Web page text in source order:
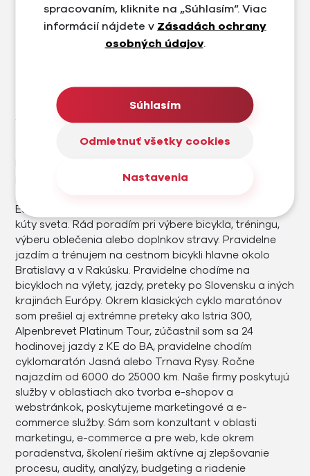
Karol Woltemar
Som rekreačný cyklista, športovec a kedysi aj
aktivitám v prírode, behu, plávaniu a iným športom.
projektu World Bike Travel. Cestovanie na bicykli ma
Európe a objavovať nielen na bicykli nové krajiny a
kúty sveta. Rád poradím pri výbere bicykla, tréningu,
výberu oblečenia alebo doplnkov stravy. Pravidelne
jazdím a trénujem na cestnom bicykli hlavne okolo
Bratislavy a v Rakúsku. Pravidelne chodíme na
bicykloch na výlety, jazdy, preteky po Slovensku a iných
krajinách Európy. Okrem klasických cyklo maratónov
som prešiel aj extrémne preteky ako Istria 300,
Alpenbrevet Platinum Tour, zúčastnil som sa 24
hodinovej jazdy z KE do BA, pravidelne chodím
cyklomaratón Jasná alebo Trnava Rysy. Ročne
najazdím od 6000 do 25000 km. Naše firmy poskytujú
služby v oblastiach ako tvorba e-shopov a
webstránkok, poskytujeme marketingové a e-
commerce služby. Sám som konzultant v oblasti
marketingu, e-commerce a pre web, kde okrem
poradenstva, školení riešim aktívne aj zlepšovanie
procesu, audity, analýzy, budgeting a riadenie
spracovaním, kliknite na „Súhlasím“. Viac
informácií nájdete vZásadách ochrany
osobných údajov.
Súhlasím
Odmietnuť všetky cookies
Nastavenia